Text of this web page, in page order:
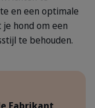
en een optimale
hond om een
te behouden.